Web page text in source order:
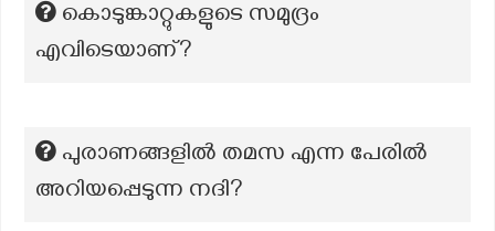
കൊടുങ്കാറ്റുകളുടെ സമുദ്രം
എവിടെയാണ്?
പുരാണങ്ങളിൽ തമസ എന്ന പേരിൽ
അറിയപ്പെടുന്ന നദി?